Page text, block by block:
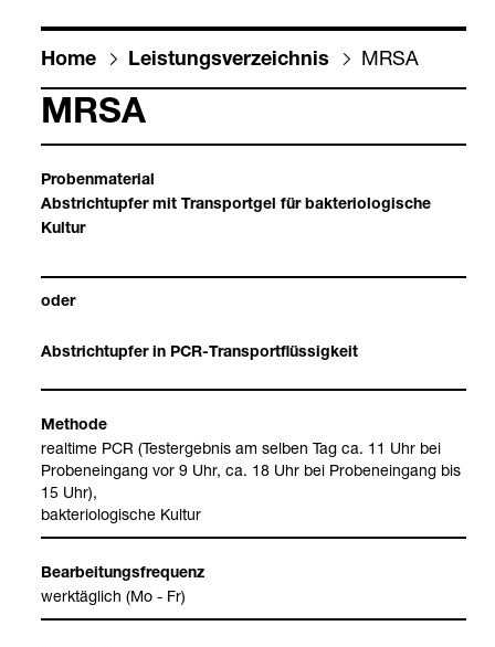
Home Leis­tungs­ver­zeich­nis MRSA
MRSA
Pro­ben­ma­te­rial
Abst­rich­tup­fer mit Trans­port­gel für bak­te­rio­lo­gi­sche
Kul­tur
oder
Abst­rich­tup­fer in PCR-​Trans­port­flüs­sig­keit
Methode
real­time PCR (Test­ergeb­nis am sel­ben Tag ca. 11 Uhr bei
Pro­ben­ein­gang vor 9 Uhr, ca. 18 Uhr bei Pro­ben­ein­gang bis
15 Uhr),
bak­te­rio­lo­gi­sche Kul­tur
Bear­bei­tungs­fre­quenz
werk­täg­lich (Mo - Fr)